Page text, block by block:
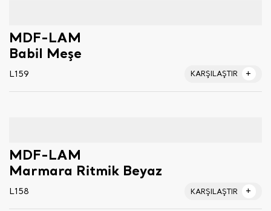
MDF-LAM
Babil Meşe
L159 KARŞILAŞTIR
MDF-LAM
Marmara Ritmik Beyaz
L158 KARŞILAŞTIR